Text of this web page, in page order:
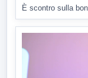
È scontro sulla